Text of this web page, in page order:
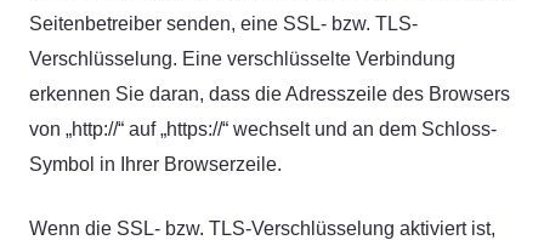
Seitenbetreiber senden, eine SSL- bzw. TLS-
Verschlüsselung. Eine verschlüsselte Verbindung
erkennen Sie daran, dass die Adresszeile des Browsers
von „http://“ auf „https://“ wechselt und an dem Schloss-
Symbol in Ihrer Browserzeile.
Wenn die SSL- bzw. TLS-Verschlüsselung aktiviert ist,